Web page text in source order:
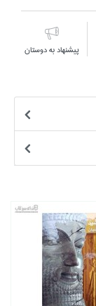
پیشنهاد به دوستان